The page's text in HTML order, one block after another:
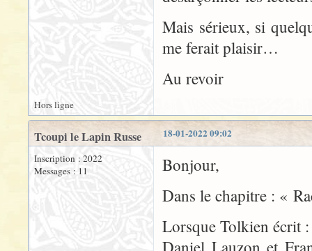
Mais sérieux, si
me ferait plaisir…
Au revoir
Hors ligne
18-01-2022 09:02
Tcoupi le Lapin Russe
Inscription : 2022
Messages : 11
Bonjour,
Dans le chapitre : «
Lorsque Tolkien écrit
Daniel Lauzon et